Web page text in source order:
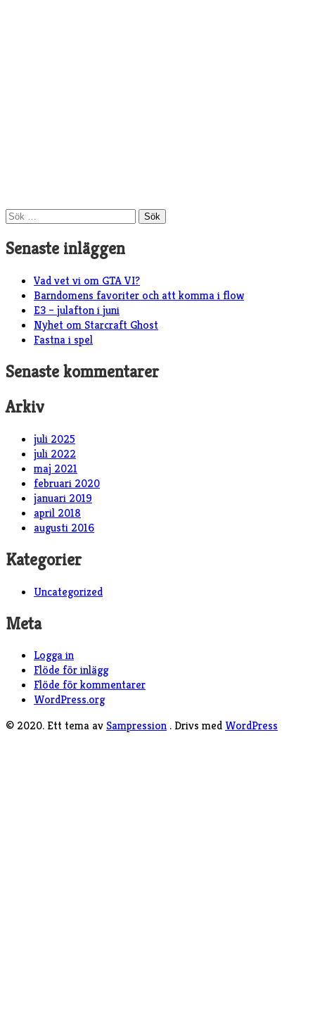
Sök
Senaste inläggen
Vad vet vi om GTA VI?
Barndomens favoriter och att komma i flow
E3 – julafton i juni
Nyhet om Starcraft Ghost
Fastna i spel
Senaste kommentarer
Arkiv
juli 2025
juli 2022
maj 2021
februari 2020
januari 2019
april 2018
augusti 2016
Kategorier
Uncategorized
Meta
Logga in
Flöde för inlägg
Flöde för kommentarer
WordPress.org
© 2020. Ett tema av Sampression . Drivs med WordPress